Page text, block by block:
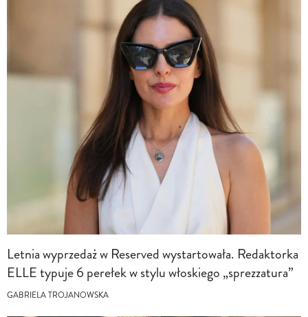
Letnia wyprzedaż w Reserved wystartowała. Redaktorka
ELLE typuje 6 perełek w stylu włoskiego „sprezzatura”
GABRIELA TROJANOWSKA